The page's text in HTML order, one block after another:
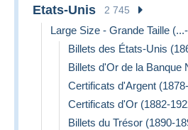
Etats-Unis 2 745
Large Size - Grande Taille
Billets des États-Unis
Certificats d'Argent
Certificats d'Or (1882-
Billets du Trésor (1890-